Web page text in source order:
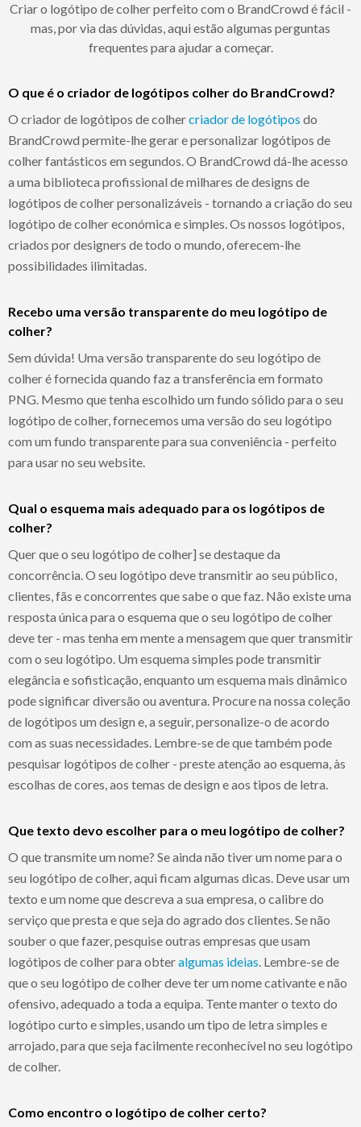
Criar o logótipo de colher perfeito com o BrandCrowd é fácil -
mas, por via das dúvidas, aqui estão algumas perguntas
frequentes para ajudar a começar.
O que é o criador de logótipos colher do BrandCrowd?
O criador de logótipos de colhercriador de logótipos do
BrandCrowd permite-lhe gerar e personalizar logótipos de
colher fantásticos em segundos. O BrandCrowd dá-lhe acesso
a uma biblioteca profissional de milhares de designs de
logótipos de colher personalizáveis - tornando a criação do seu
logótipo de colher económica e simples. Os nossos logótipos,
criados por designers de todo o mundo, oferecem-lhe
possibilidades ilimitadas.
Recebo uma versão transparente do meu logótipo de
colher?
Sem dúvida! Uma versão transparente do seu logótipo de
colher é fornecida quando faz a transferência em formato
PNG. Mesmo que tenha escolhido um fundo sólido para o seu
logótipo de colher, fornecemos uma versão do seu logótipo
com um fundo transparente para sua conveniência - perfeito
para usar no seu website.
Qual o esquema mais adequado para os logótipos de
colher?
Quer que o seu logótipo de colher] se destaque da
concorrência. O seu logótipo deve transmitir ao seu público,
clientes, fãs e concorrentes que sabe o que faz. Não existe uma
resposta única para o esquema que o seu logótipo de colher
deve ter - mas tenha em mente a mensagem que quer transmitir
com o seu logótipo. Um esquema simples pode transmitir
elegância e sofisticação, enquanto um esquema mais dinâmico
pode significar diversão ou aventura. Procure na nossa coleção
de logótipos um design e, a seguir, personalize-o de acordo
com as suas necessidades. Lembre-se de que também pode
pesquisar logótipos de colher - preste atenção ao esquema, às
escolhas de cores, aos temas de design e aos tipos de letra.
Que texto devo escolher para o meu logótipo de colher?
O que transmite um nome? Se ainda não tiver um nome para o
seu logótipo de colher, aqui ficam algumas dicas. Deve usar um
texto e um nome que descreva a sua empresa, o calibre do
serviço que presta e que seja do agrado dos clientes. Se não
souber o que fazer, pesquise outras empresas que usam
logótipos de colher para obteralgumas ideias . Lembre-se de
que o seu logótipo de colher deve ter um nome cativante e não
ofensivo, adequado a toda a equipa. Tente manter o texto do
logótipo curto e simples, usando um tipo de letra simples e
arrojado, para que seja facilmente reconhecível no seu logótipo
de colher.
Como encontro o logótipo de colher certo?